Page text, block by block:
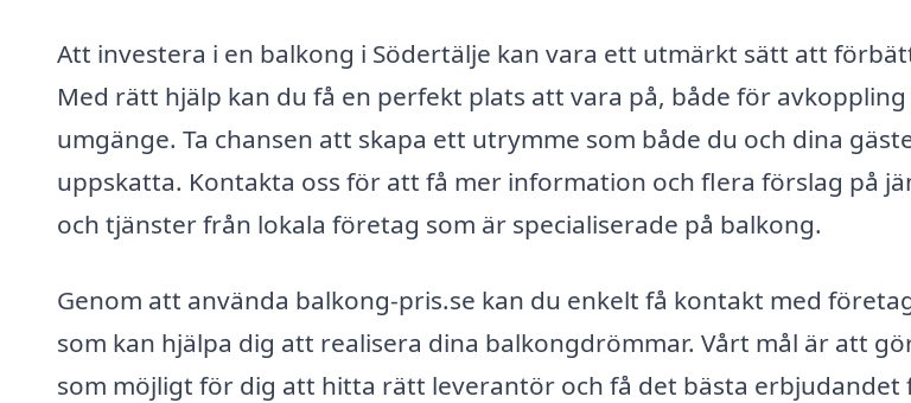
Att investera i en balkong i Södertälje kan vara ett utmärkt sätt att
Med rätt hjälp kan du få en perfekt plats att vara på, både för avkoppling
umgänge. Ta chansen att skapa ett utrymme som både du och dina
uppskatta. Kontakta oss för att få mer information och flera förslag på
och tjänster från lokala företag som är specialiserade på balkong.
Genom att använda balkong-pris.se kan du enkelt få kontakt med
som kan hjälpa dig att realisera dina balkongdrömmar. Vårt mål är att
som möjligt för dig att hitta rätt leverantör och få det bästa erbjudandet